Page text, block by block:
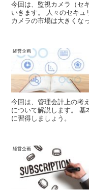
今回は、監視カメラ（セ
いきます。 人々のセキ
カメラの市場は大きくな
経営企画
今回は、管理会計上の考
について解説します。
に習得しましょう。
経営企画